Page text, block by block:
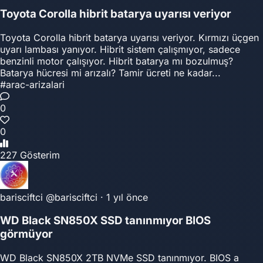
Toyota Corolla hibrit batarya uyarısı veriyor
Toyota Corolla hibrit batarya uyarısı veriyor. Kırmızı üçgen
uyarı lambası yanıyor. Hibrit sistem çalışmıyor, sadece
benzinli motor çalışıyor. Hibrit batarya mı bozulmuş?
Batarya hücresi mi arızalı? Tamir ücreti ne kadar...
#arac-arizalari
0
0
227 Gösterim
barisciftci @barisciftci · 1 yıl önce
WD Black SN850X SSD tanınmıyor BIOS
görmüyor
WD Black SN850X 2TB NVMe SSD tanınmıyor. BIOS a